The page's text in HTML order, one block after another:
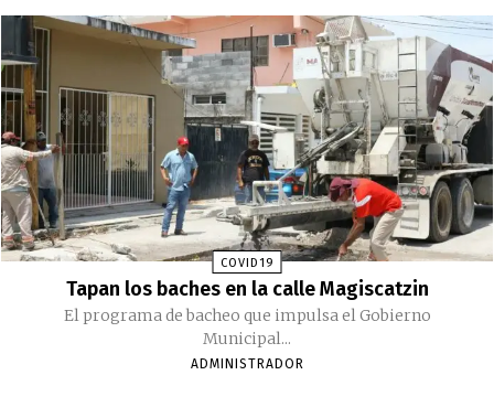
COVID19
Tapan los baches en la calle Magiscatzin
El programa de bacheo que impulsa el Gobierno
Municipal...
ADMINISTRADOR